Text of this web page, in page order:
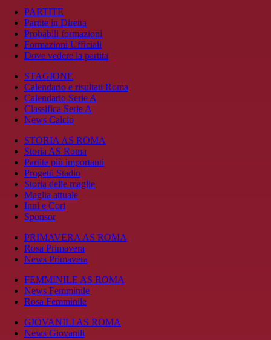
PARTITE
Partite in Diretta
Probabili formazioni
Formazioni Ufficiali
Dove vedere la partita
STAGIONE
Calendario e risultati Roma
Calendario Serie A
Classifica Serie A
News Calcio
STORIA AS ROMA
Storia AS Roma
Partite più importanti
Progetti Stadio
Storia delle maglie
Maglia attuale
Inni e Cori
Sponsor
PRIMAVERA AS ROMA
Rosa Primavera
News Primavera
FEMMINILE AS ROMA
News Femminile
Rosa Femminile
GIOVANILI AS ROMA
News Giovanili